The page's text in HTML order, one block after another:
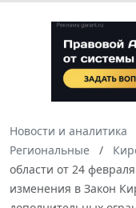
Новости и аналитика
Региональные
области от 24
изменения в Закон